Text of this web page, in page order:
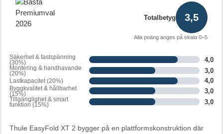
Säkerhet & fastspänning
(30%)
4,0
Montering & handhavande
(20%)
3,0
Lastkapacitet (20%) 4,0
Byggkvalitet & hållbarhet
(15%)
3,0
Tillgänglighet & smart
funktion (15%)
3,0
Totalbetyg 3,5
Alla poäng anges på skala 0–5
Thule EasyFold XT 2 bygger på en plattformskonstruktion där